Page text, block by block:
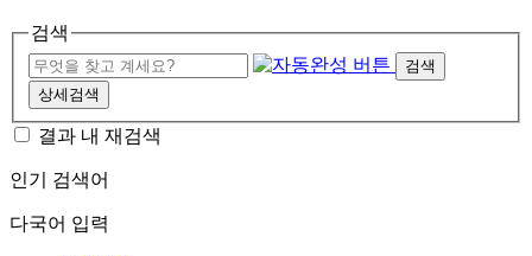
검색
검색
상세검색
결과 내 재검색
인기 검색어
다국어 입력